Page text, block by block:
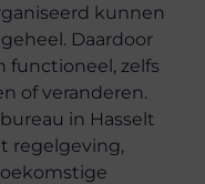
kunnen
Daardoor
functioneel, zelfs
of veranderen.
in Hasselt
regelgeving,